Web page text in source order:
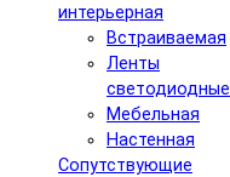
интерьерная
Встраиваемая
Ленты
светодиодные
Мебельная
Настенная
Сопутствующие